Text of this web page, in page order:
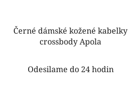
Černé dámské kožené kabelky
crossbody Apola
Odesilame do 24 hodin